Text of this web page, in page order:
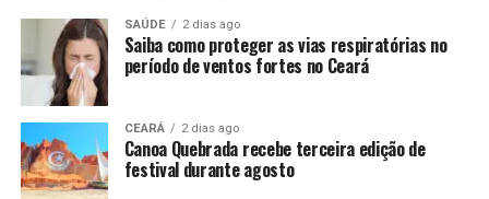
SAÚDE 2 dias ago
Saiba como proteger as vias respiratórias no
período de ventos fortes no Ceará
CEARÁ 2 dias ago
Canoa Quebrada recebe terceira edição de
festival durante agosto